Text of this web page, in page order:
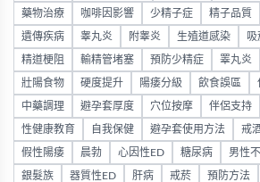
藥物治療 咖啡因影響 少精子症 精子品質
遺傳疾病 睾丸炎 附睾炎 生殖道感染 吸
精道梗阻 輸精管堵塞 預防少精症 睪丸炎
壯陽食物 硬度提升 陽痿分級 飲食誤區
中藥調理 避孕套厚度 穴位按摩 伴侶支持
性健康教育 自我保健 避孕套使用方法 戒
假性陽痿 晨勃 心因性ED 糖尿病 男性
銀髮族 器質性ED 肝病 戒菸 預防方法